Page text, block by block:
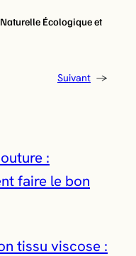
Écologique et
Suivant →
:
faire le bon
tissu viscose :